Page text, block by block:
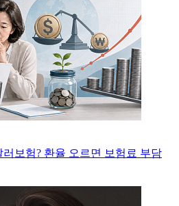
러보험? 환율 오르면 보험료 부담